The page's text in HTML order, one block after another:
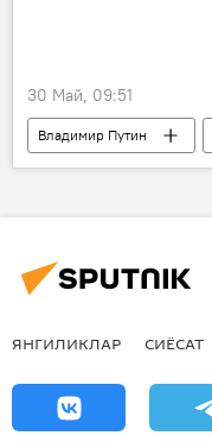
30 Май, 09:51
Владимир Путин
Россия
Украина
ЯНГИЛИКЛАР СИЁСАТ